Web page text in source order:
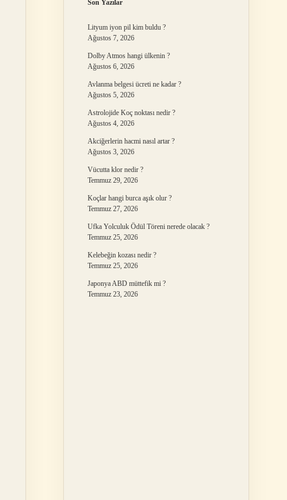
Son Yazılar
Lityum iyon pil kim buldu ?
Ağustos 7, 2026
Dolby Atmos hangi ülkenin ?
Ağustos 6, 2026
Avlanma belgesi ücreti ne kadar ?
Ağustos 5, 2026
Astrolojide Koç noktası nedir ?
Ağustos 4, 2026
Akciğerlerin hacmi nasıl artar ?
Ağustos 3, 2026
Vücutta klor nedir ?
Temmuz 29, 2026
Koçlar hangi burca aşık olur ?
Temmuz 27, 2026
Ufka Yolculuk Ödül Töreni nerede olacak ?
Temmuz 25, 2026
Kelebeğin kozası nedir ?
Temmuz 25, 2026
Japonya ABD müttefik mi ?
Temmuz 23, 2026